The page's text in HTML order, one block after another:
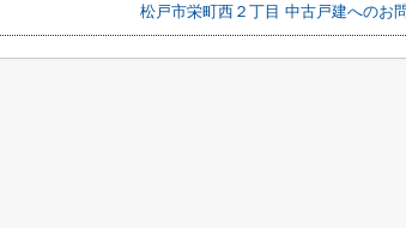
松戸市栄町西２丁目 中古戸建へのお